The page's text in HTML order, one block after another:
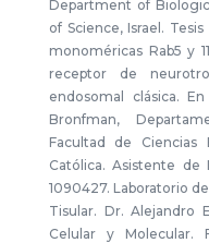
Department of
of Science, Israel.
monoméricas Rab5 y
receptor de
endosomal clásica.
Bronfman,
Facultad de Ciencias
Católica. Asistente de
1090427. Laboratorio
Tisular. Dr. Alejandro
Celular y Molecular.